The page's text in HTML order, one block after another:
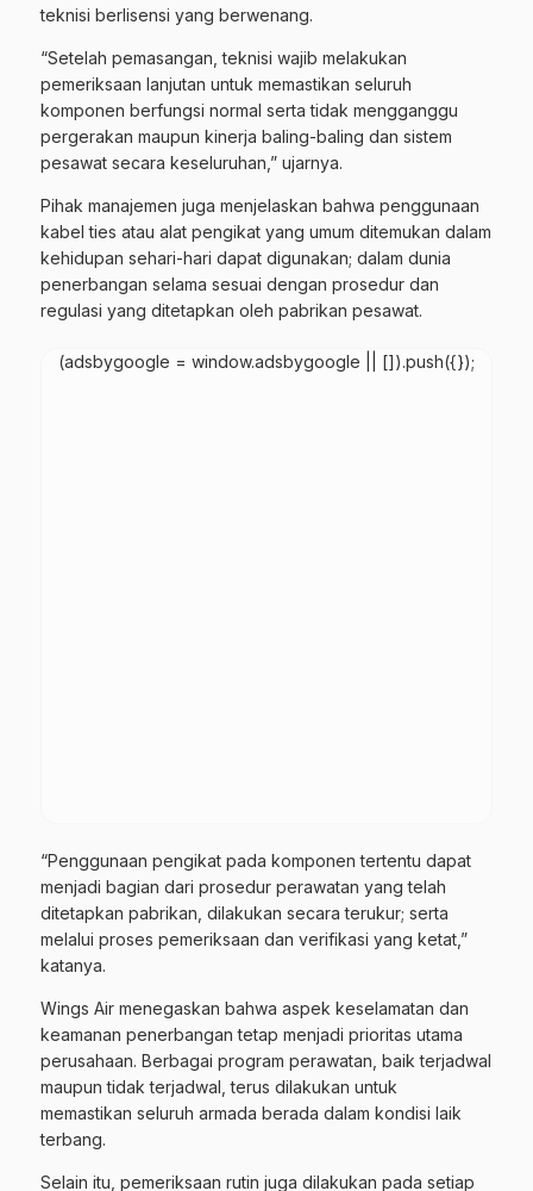
teknisi berlisensi yang berwenang.
“Setelah pemasangan, teknisi wajib melakukan
pemeriksaan lanjutan untuk memastikan seluruh
komponen berfungsi normal serta tidak mengganggu
pergerakan maupun kinerja baling-baling dan sistem
pesawat secara keseluruhan,” ujarnya.
Pihak manajemen juga menjelaskan bahwa penggunaan
kabel ties atau alat pengikat yang umum ditemukan dalam
kehidupan sehari-hari dapat digunakan; dalam dunia
penerbangan selama sesuai dengan prosedur dan
regulasi yang ditetapkan oleh pabrikan pesawat.
(adsbygoogle = window.adsbygoogle || []).push({});
“Penggunaan pengikat pada komponen tertentu dapat
menjadi bagian dari prosedur perawatan yang telah
ditetapkan pabrikan, dilakukan secara terukur; serta
melalui proses pemeriksaan dan verifikasi yang ketat,”
katanya.
Wings Air menegaskan bahwa aspek keselamatan dan
keamanan penerbangan tetap menjadi prioritas utama
perusahaan. Berbagai program perawatan, baik terjadwal
maupun tidak terjadwal, terus dilakukan untuk
memastikan seluruh armada berada dalam kondisi laik
terbang.
Selain itu, pemeriksaan rutin juga dilakukan pada setiap